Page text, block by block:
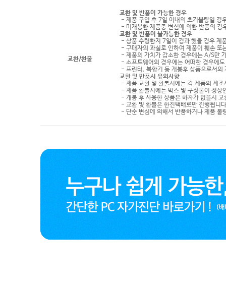
교환/환불
교환 및 반품이 가능한 경우
- 제품 구입 후 7일 이내의 초기불량일 경
- 미개봉한 제품중 변심에 의한 반품의 경
교환 및 반품이 불가능한 경우
- 상품 수령한지 7일이 경과 했을 경우 제
- 구매자의 과실로 인하여 제품이 훼손 또
- 제품의 가치가 감소한 경우에는 A/S만
- 소프트웨어의 경우에는 어떠한 경우에
- 프린터, 복합기 등 개봉후 상품으로서의
교환 및 반품시 유의사항
- 제품 교환 및 환불시에는 각 제품의 제
- 제품 환불시에는 박스 및 구성물이 정상
- 개봉 후 사용한 상품은 하자가 없을시
- 교환 및 환불은 한진택배로만 진행됩니
- 단순 변심에 의해서 반품하거나 제품